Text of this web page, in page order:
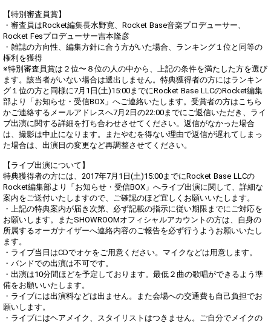
【特別審査員賞】
・審査員はRocket編集長水野寛、Rocket Base音楽プロデューサー、
Rocket Fesプロデューサー吉本隆彦
・雑誌の方向性、編集方針に合う方がいた場合、ランキング１位と同等の
権利を獲得
※特別審査員賞は２位〜８位の人の中から、上記の条件を満たした方を選び
ます。該当者がいない場合は選出しません。特典獲得者の方にはランキン
グ１位の方と同様に7月1日(土)15:00までにRocket Base LLCのRocket編集
部より「お知らせ・受信BOX」へご連絡いたします。受賞者の方はこちら
かご連絡するメールアドレスへ7月2日の22:00までにご返信いただき、ライ
ブ出演に関する詳細を打ち合わせさせてください。返信がなかった場合
は、撮影は中止になります。またやむを得ない理由で返信が遅れてしまっ
た場合は、出演日の変更など再調整させてください。
【ライブ出演について】
特典獲得者の方には、2017年7月1日(土)15:00までにRocket Base LLCの
Rocket編集部より「お知らせ・受信BOX」へライブ出演に関して、詳細な
案内をご送付いたしますので、ご確認のほど宜しくお願いいたします。
・上記の特典案内が届き次第、必ず記載の指示に従い期限までにご対応を
お願いします。またSHOWROOMオフィシャルアカウントの方は、自身の
所属するオーガナイザーへ連絡内容のご報告を必ず行うようお願いいたし
ます。
・ライブ当日はCDでオケをご用意ください。マイクなどは用意します。
・バンドでの出演は不可です。
・出演は10分間ほどを予定しております。最低２曲の歌唱ができるよう準
備をお願いいたします。
・ライブには出演料などは出ません。また会場への交通費も自己負担でお
願いします。
・ライブにはヘアメイク、スタイリストはつきません。ご自分でメイクの